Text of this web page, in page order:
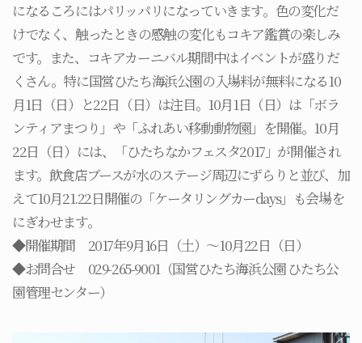
になるころにはパリッパリになっていきます。色の変化だ
けでなく、触ったときの感触の変化もコキア鑑賞の楽しみ
です。また、コキアカーニバル期間中はイベントが盛りだ
くさん。特に国営ひたち海浜公園の入場料が無料になる10
月1日（日）と22日（日）は注目。10月1日（日）は「ボラ
ンティアまつり」や「ふれあい移動動物園」を開催。10月
22日（日）には、「ひたちなかフェスタ2017」が開催され
ます。飲食店ブースが水のステージ周辺にずらりと並び、加
えて10月21.22日開催の「ケータリングカーdays」も会場を
にぎわせます。
◆開催期間 2017年9月16日（土）～10月22日（日）
◆お問合せ 029-265-9001（国営ひたち海浜公園 ひたち公
園管理センター）